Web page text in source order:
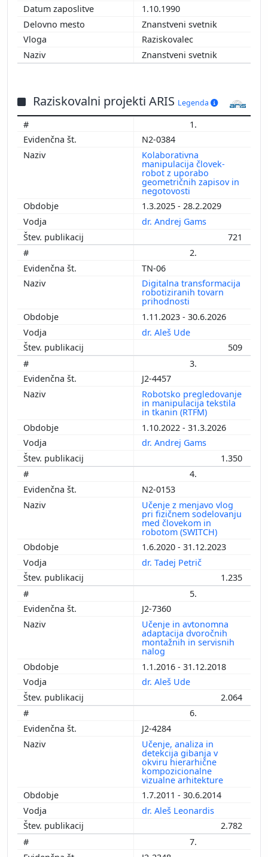
1.10.1990
Znanstveni svetnik
Raziskovalec
Znanstveni svetnik
Raziskovalni projekti ARIS Legenda
1.
N2-0384
Kolaborativna
manipulacija človek-
robot z uporabo
geometričnih zapisov in
negotovosti
1.3.2025 - 28.2.2029
dr. Andrej Gams
721
2.
TN-06
Digitalna transformacija
robotiziranih tovarn
prihodnosti
1.11.2023 - 30.6.2026
dr. Aleš Ude
509
3.
J2-4457
Robotsko pregledovanje
in manipulacija tekstila
in tkanin (RTFM)
1.10.2022 - 31.3.2026
dr. Andrej Gams
1.350
4.
N2-0153
Učenje z menjavo vlog
pri fizičnem sodelovanju
med človekom in
robotom (SWITCH)
1.6.2020 - 31.12.2023
dr. Tadej Petrič
1.235
5.
J2-7360
Učenje in avtonomna
adaptacija dvoročnih
montažnih in servisnih
nalog
1.1.2016 - 31.12.2018
dr. Aleš Ude
2.064
6.
J2-4284
Učenje, analiza in
detekcija gibanja v
okviru hierarhične
kompozicionalne
vizualne arhitekture
1.7.2011 - 30.6.2014
dr. Aleš Leonardis
2.782
7.